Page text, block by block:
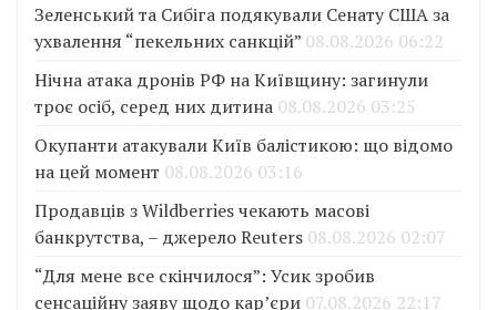
Зеленський та Сибіга подякували Сенату США за
ухвалення “пекельних санкцій” 08.08.2026 06:22
Нічна атака дронів РФ на Київщину: загинули
троє осіб, серед них дитина 08.08.2026 03:25
Окупанти атакували Київ балістикою: що відомо
на цей момент 08.08.2026 03:16
Продавців з Wildberries чекають масові
банкрутства, – джерело Reuters 08.08.2026 02:07
“Для мене все скінчилося”: Усик зробив
сенсаційну заяву щодо кар’єри 07.08.2026 22:17